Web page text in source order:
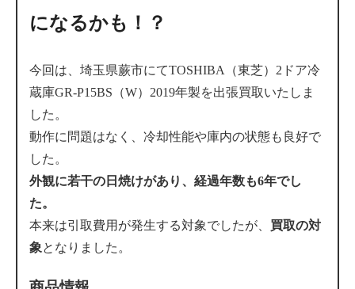
になるかも！？
今回は、埼玉県蕨市にてTOSHIBA（東芝）2ドア冷
蔵庫GR-P15BS（W）2019年製を出張買取いたしま
した。
動作に問題はなく、冷却性能や庫内の状態も良好で
した。
外観に若干の日焼けがあり、経過年数も6年でし
た。
本来は引取費用が発生する対象でしたが、 買取の対
象となりました。